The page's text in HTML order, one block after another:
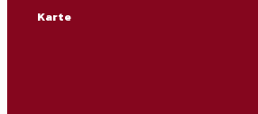
Karte